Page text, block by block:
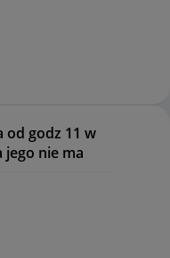
od godz 11 w
jego nie ma